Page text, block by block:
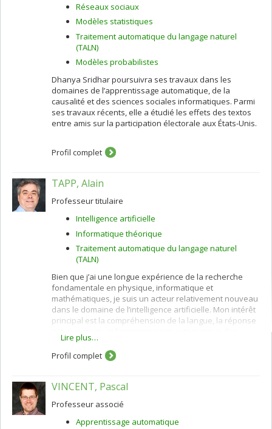
Réseaux sociaux
Modèles statistiques
Traitement automatique du langage naturel
(TALN)
Modèles probabilistes
Dhanya Sridhar poursuivra ses travaux dans les
domaines de l’apprentissage automatique, de la
causalité et des sciences sociales informatiques. Parmi
ses travaux récents, elle a étudié les effets des textos
entre amis sur la participation électorale aux États-Unis.
Profil complet
TAPP, Alain
Professeur titulaire
Intelligence artificielle
Informatique théorique
Traitement automatique du langage naturel
(TALN)
Bien que j’ai une longue expérience de la recherche
fondamentale en physique, informatique et
mathématiques, je suis un acteur relativement nouveau
dans le domaine de l’intelligence artificielle. Mon intérêt
principal est la compréhension de la langue, la réponse
principes fondamentaux.
Lire plus…
Profil complet
VINCENT, Pascal
Professeur associé
Apprentissage automatique